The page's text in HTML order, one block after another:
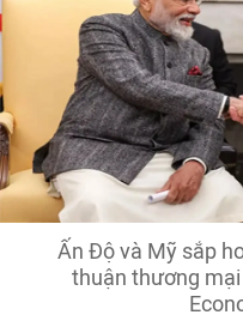
Ấn Độ và Mỹ sắp
thuận thương